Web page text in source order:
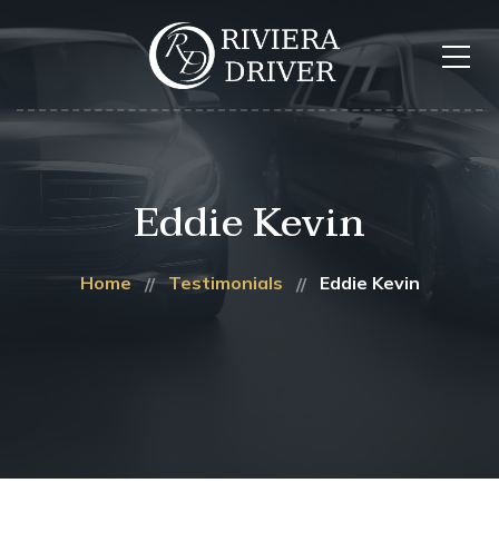
Eddie Kevin
Home Testimonials Eddie Kevin